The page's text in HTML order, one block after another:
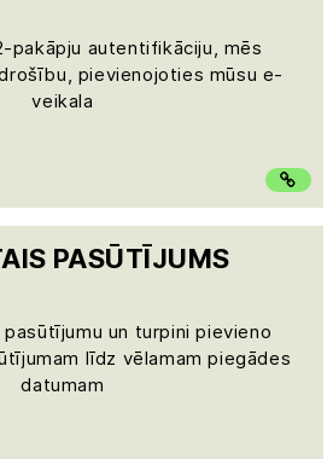
pakāpju autentifikāciju, mēs
pievienojoties mūsu e-
veikala
PASŪTĪJUMS
un turpini pievieno
līdz vēlamam piegādes
datumam